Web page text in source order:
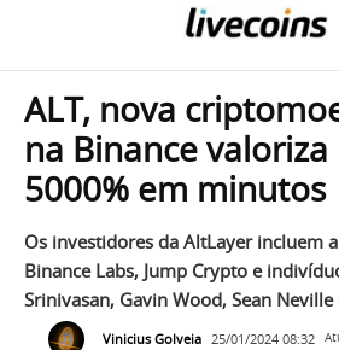
ALT, nova
na Binance
5000% em minutos
Os investidores da AltLayer incluem
Binance Labs, Jump Crypto e
Srinivasan, Gavin Wood, Sean Neville
Vinicius Golveia 25/01/2024 08:32